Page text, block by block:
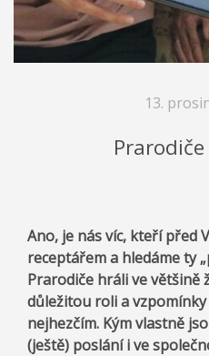
13.
Ano, je nás víc, kteří před
receptářem a hledáme ty
Prarodiče hráli ve většině
důležitou roli a
nejhezčím. Kým vlastně
(ještě) poslání i ve